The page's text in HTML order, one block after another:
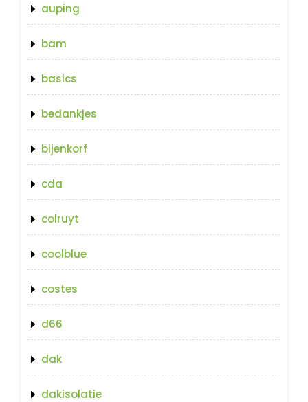
auping
bam
basics
bedankjes
bijenkorf
cda
colruyt
coolblue
costes
d66
dak
dakisolatie